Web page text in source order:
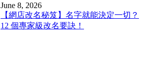
June 8, 2026
【網店改名秘笈】名字就能決定一切？
12 個專家級改名要訣！